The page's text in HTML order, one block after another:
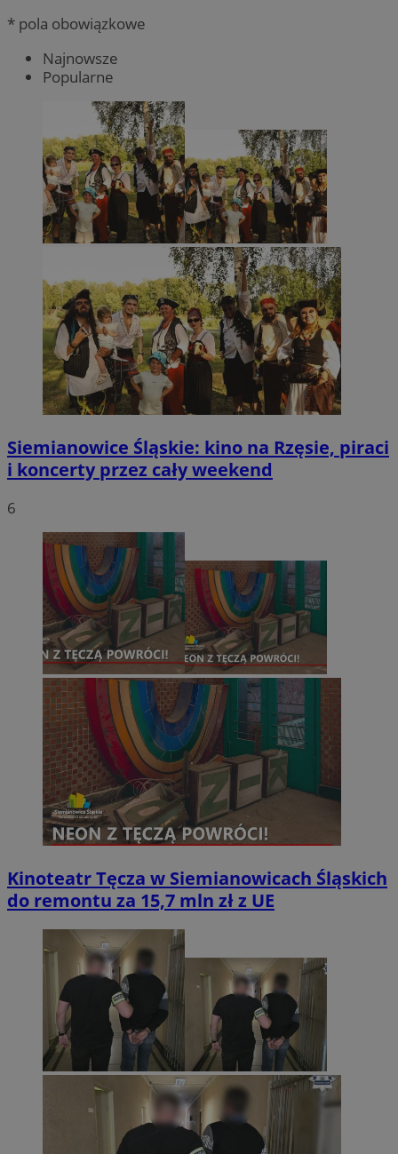
* pola obowiązkowe
Najnowsze
Popularne
Siemianowice Śląskie: kino na Rzęsie, piraci
i koncerty przez cały weekend
6
Kinoteatr Tęcza w Siemianowicach Śląskich
do remontu za 15,7 mln zł z UE